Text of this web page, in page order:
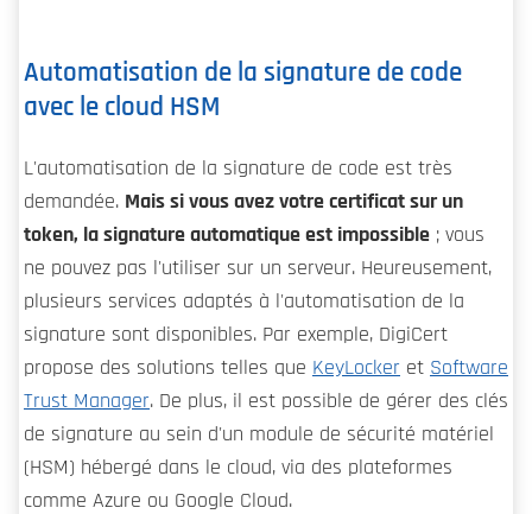
Automatisation de la signature de code
avec le cloud HSM
L'automatisation de la signature de code est très
demandée. Mais si vous avez votre certificat sur un
token, la signature automatique est impossible ; vous
ne pouvez pas l'utiliser sur un serveur. Heureusement,
plusieurs services adaptés à l'automatisation de la
signature sont disponibles. Par exemple, DigiCert
propose des solutions telles que KeyLocker et Software
Trust Manager. De plus, il est possible de gérer des clés
de signature au sein d'un module de sécurité matériel
(HSM) hébergé dans le cloud, via des plateformes
comme Azure ou Google Cloud.